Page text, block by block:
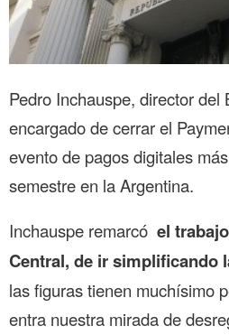
Pedro Inchauspe, director del
encargado de cerrar el
evento de pagos digitales
semestre en la Argentina.
Inchauspe remarcó el
Central, de ir simplificando
las figuras tienen muchísimo
entra nuestra mirada de